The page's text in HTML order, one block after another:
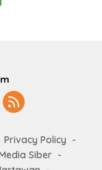
Privacy Policy
Siber